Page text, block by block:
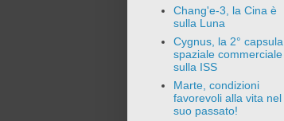
Chang'e-3, la Cina è
sulla Luna
Cygnus, la 2° capsula
spaziale commerciale
sulla ISS
Marte, condizioni
favorevoli alla vita nel
suo passato!